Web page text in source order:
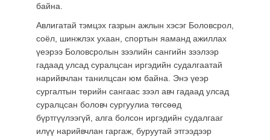
байна.
Авлигатай тэмцэх газрын ажлын хэсэг Боловсрол,
соёл, шинжлэх ухаан, спортын яаманд ажиллах
үеэрээ Боловсролын зээлийн сангийн зээлээр
гадаад улсад суралцсан иргэдийн судалгаатай
нарийвчлан танилцсан юм байна. Энэ үеэр
сургалтын төрийн сангаас зээл авч гадаад улсад
суралцсан боловч сургуулиа төгсөөд
бүртгүүлээгүй, алга болсон иргэдийн судалгааг
илүү нарийвчлан гаргаж, буруутай этгээдээр